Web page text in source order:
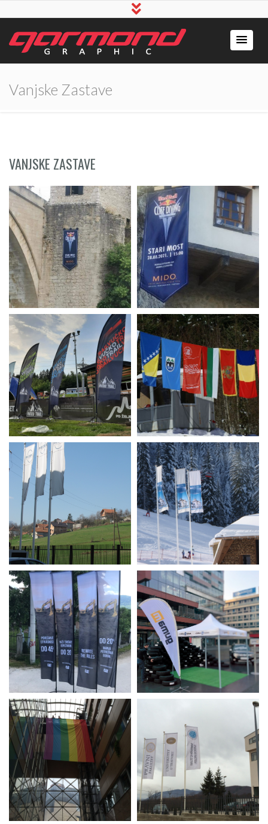
Vanjske Zastave
VANJSKE ZASTAVE